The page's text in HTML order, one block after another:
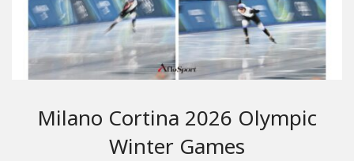
Milano Cortina 2026 Olympic
Winter Games